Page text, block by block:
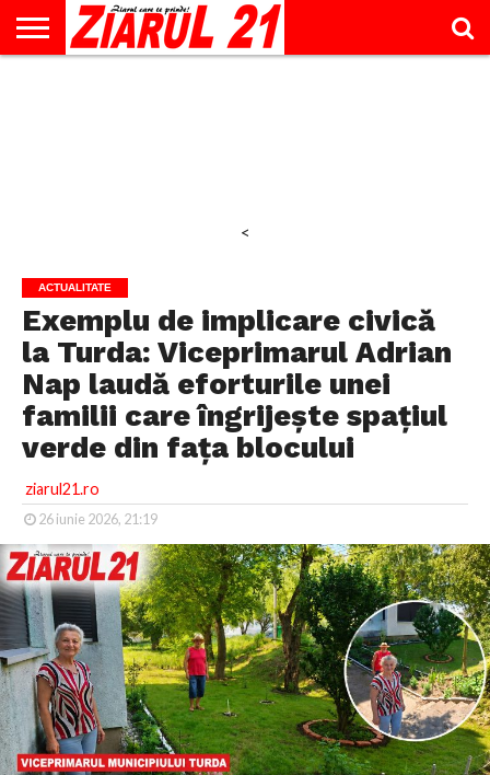
<
ACTUALITATE
Exemplu de implicare civică
la Turda: Viceprimarul Adrian
Nap laudă eforturile unei
familii care îngrijește spațiul
verde din fața blocului
ziarul21.ro
26 iunie 2026, 21:19